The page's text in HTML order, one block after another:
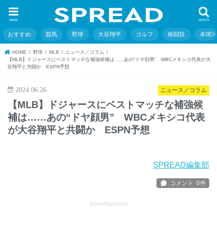
search
menu
おすすめ 競馬 野球 大谷翔平 ゴルフ 格闘技 卓球
HOME 野球 MLB
ニュース／コラム
【MLB】ドジャースにベストマッチな補強候補は……あの“ドヤ顔男” WBCメキシコ代表が大
谷翔平と共闘か ESPN予想
ニュース／コラム
2024.06.26
【MLB】ドジャースにベストマッチな補強候
補は……あの“ドヤ顔男” WBCメキシコ代表
が大谷翔平と共闘か ESPN予想
SPREAD編集部
Advertisement